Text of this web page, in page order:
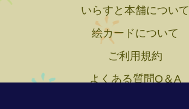
いらすと本舗について
絵カードについて
ご利用規約
よくある質問Q＆A